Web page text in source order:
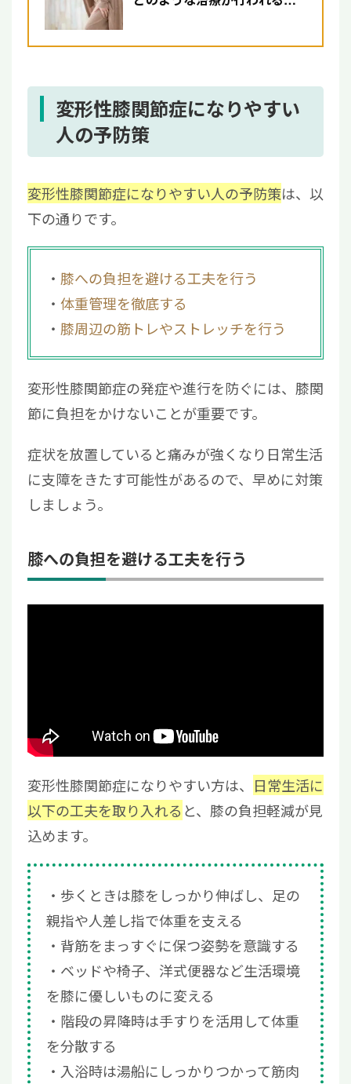
変形性膝関節症になりやすい
人の予防策
変形性膝関節症になりやすい人の予防策は、以
下の通りです。
膝への負担を避ける工夫を行う
体重管理を徹底する
膝周辺の筋トレやストレッチを行う
変形性膝関節症の発症や進行を防ぐには、膝関
節に負担をかけないことが重要です。
症状を放置していると痛みが強くなり日常生活
に支障をきたす可能性があるので、早めに対策
しましょう。
膝への負担を避ける工夫を行う
変形性膝関節症になりやすい方は、
日常生活に
以下の工夫を取り入れる と、膝の負担軽減が見
込めます。
歩くときは膝をしっかり伸ばし、足の
親指や人差し指で体重を支える
背筋をまっすぐに保つ姿勢を意識する
ベッドや椅子、洋式便器など生活環境
を膝に優しいものに変える
階段の昇降時は手すりを活用して体重
を分散する
入浴時は湯船にしっかりつかって筋肉